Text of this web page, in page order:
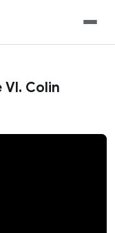
Vl. Colin